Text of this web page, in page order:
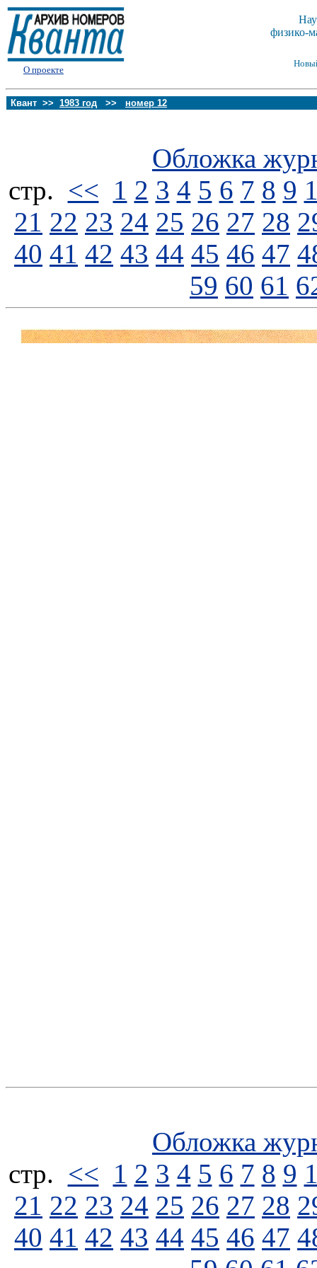
О проекте
физико-
Квант >> 1983 год >> номер 12
Обложка
стp. << 1 2 3 4 5 6 7 8 9
21 22 23 24 25 26 27 28
40 41 42 43 44 45 46 47
59 60 61
Обложка
стp. << 1 2 3 4 5 6 7 8 9
21 22 23 24 25 26 27 28
40 41 42 43 44 45 46 47